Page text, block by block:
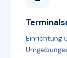
Einrichtung